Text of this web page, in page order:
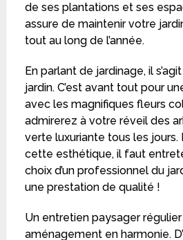
de ses plantations et ses
assure de maintenir votre
tout au long de l’année.
En parlant de jardinage, il
jardin. C’est avant tout pour
avec les magnifiques fleurs
admirerez à votre réveil des
verte luxuriante tous les jours.
cette esthétique, il faut
choix d’un professionnel du
une prestation de qualité !
Un entretien paysager
aménagement en harmonie.